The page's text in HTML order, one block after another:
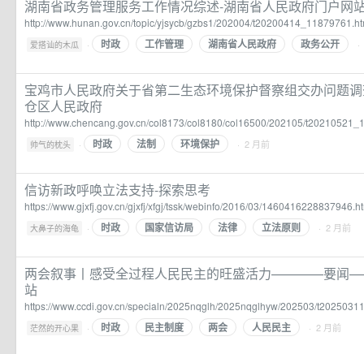
湖南省政务管理服务工作情况综述-湖南省人民政府门户网
http://www.hunan.gov.cn/topic/yjsycb/gzbs1/202004/
爱搭讪的木瓜 · 时政 工作管理 湖南省人民政府 政务公开
宝鸡市人民政府关于省第二生态环境保护督察组交办问题
仓区人民政府
http://www.chencang.gov.cn/col8173/col8180/col16500/202105/
帅气的枕头 · 时政 法制 环境保护 · 2 月前
信访新政呼唤立法支持-探索思考
https://www.gjxfj.gov.cn/gjxfj/xfgj/tssk/webinfo/2016/03/
大鼻子的海龟 · 时政 国家信访局 法律 立法原则 · 2 月前
两会叙事丨感受全过程人民民主的旺盛活力————要闻
站
https://www.ccdi.gov.cn/specialn/2025nqglh/2025nqglhyw/202503/
茫然的开心果 · 时政 民主制度 两会 人民民主 · 2 月前